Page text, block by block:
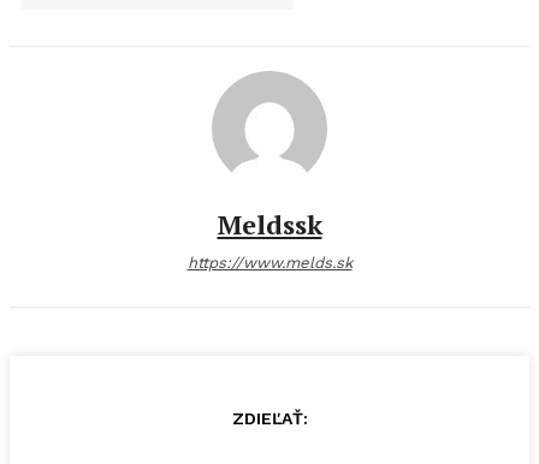
Meldssk
https://www.melds.sk
ZDIEĽAŤ: